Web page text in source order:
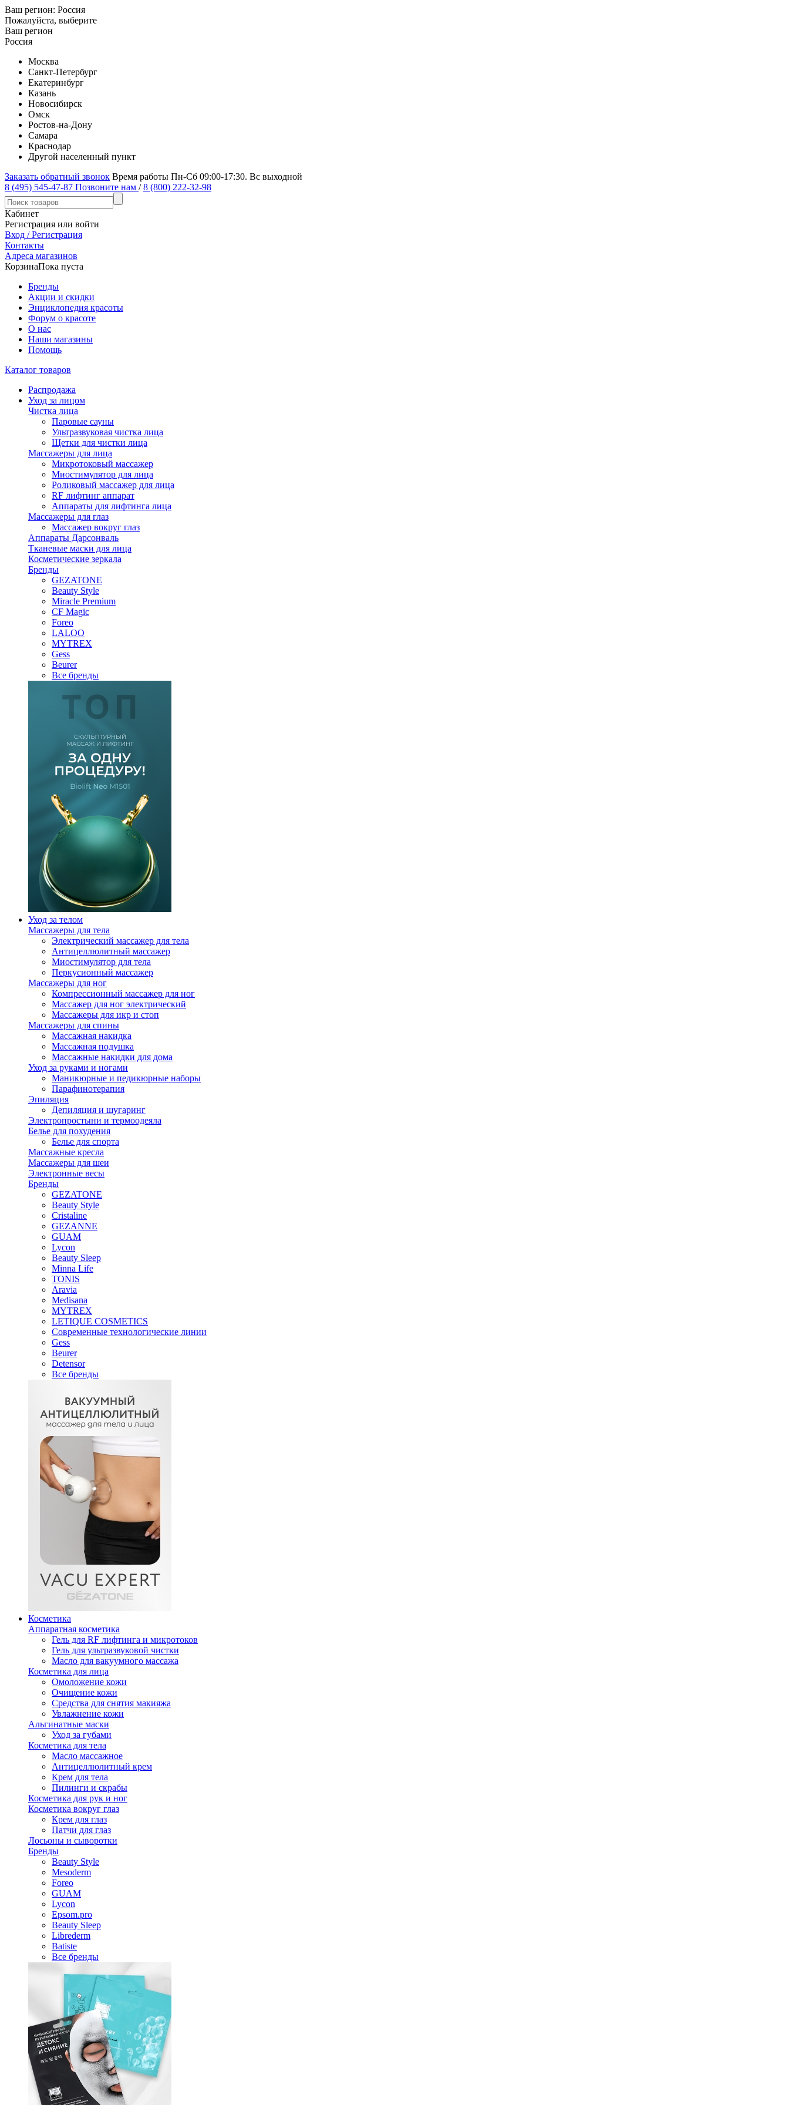
Ваш регион: Россия
Пожалуйста, выберите
Ваш регион
Россия
Москва
Санкт-Петербург
Екатеринбург
Казань
Новосибирск
Омск
Ростов-на-Дону
Самара
Краснодар
Другой населенный пункт
Заказать обратный звонок Время работы Пн-Сб 09:00-17:30. Вс выходной
8 (495) 545-47-87 Позвоните нам / 8 (800) 222-32-98
Кабинет
Регистрация или войти
Вход / Регистрация
Контакты
Адреса магазинов
КорзинаПока пуста
Бренды
Акции и скидки
Энциклопедия красоты
Форум о красоте
О нас
Наши магазины
Помощь
Каталог товаров
Распродажа
Уход за лицом
Чистка лица
Паровые сауны
Ультразвуковая чистка лица
Щетки для чистки лица
Массажеры для лица
Микротоковый массажер
Миостимулятор для лица
Роликовый массажер для лица
RF лифтинг аппарат
Аппараты для лифтинга лица
Массажеры для глаз
Массажер вокруг глаз
Аппараты Дарсонваль
Тканевые маски для лица
Косметические зеркала
Бренды
GEZATONE
Beauty Style
Miracle Premium
CF Magic
Foreo
LALOO
MYTREX
Gess
Beurer
Все бренды
Уход за телом
Массажеры для тела
Электрический массажер для тела
Антицеллюлитный массажер
Миостимулятор для тела
Перкусионный массажер
Массажеры для ног
Компрессионный массажер для ног
Массажер для ног электрический
Массажеры для икр и стоп
Массажеры для спины
Массажная накидка
Массажная подушка
Массажные накидки для дома
Уход за руками и ногами
Маникюрные и педикюрные наборы
Парафинотерапия
Эпиляция
Депиляция и шугаринг
Электропростыни и термоодеяла
Белье для похудения
Белье для спорта
Массажные кресла
Массажеры для шеи
Электронные весы
Бренды
GEZATONE
Beauty Style
Cristaline
GEZANNE
GUAM
Lycon
Beauty Sleep
Minna Life
TONIS
Aravia
Medisana
MYTREX
LETIQUE COSMETICS
Современные технологические линии
Gess
Beurer
Detensor
Все бренды
Косметика
Аппаратная косметика
Гель для RF лифтинга и микротоков
Гель для ультразвуковой чистки
Масло для вакуумного массажа
Косметика для лица
Омоложение кожи
Очищение кожи
Средства для снятия макияжа
Увлажнение кожи
Альгинатные маски
Уход за губами
Косметика для тела
Масло массажное
Антицеллюлитный крем
Крем для тела
Пилинги и скрабы
Косметика для рук и ног
Косметика вокруг глаз
Крем для глаз
Патчи для глаз
Лосьоны и сыворотки
Бренды
Beauty Style
Mesoderm
Foreo
GUAM
Lycon
Epsom.pro
Beauty Sleep
Librederm
Batiste
Все бренды